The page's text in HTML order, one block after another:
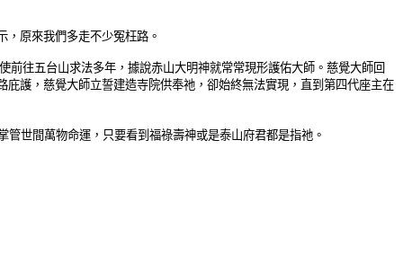
原來我們多走不少冤枉路。
往五台山求法多年，據說赤山大明神就常常現形護佑大師。慈覺大師回
護，慈覺大師立誓建造寺院供奉祂，卻始終無法實現，直到第四代座主在
世間萬物命運，只要看到福祿壽神或是泰山府君都是指祂。